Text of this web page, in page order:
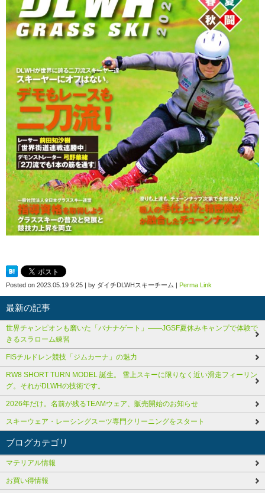
Posted on 2023.05.19 9:25 | by ダイチDLWHスキーチーム | Perma Link
最新の記事
世界チャンピオンも磨いた「バナナゲート」――JGSF夏休みキャンプで体験で
きるスラローム練習
FISチルドレン競技「ジムカーナ」の魅力
RW8 SHORT TURN MODEL 誕生。 雪上スキーに限りなく近い滑走フィーリン
グ。それがDLWHの技術です。
2026年だけ。名前が残るTEAMウェア、販売開始のお知らせ
スキーウェア・レーシングスーツ専門クリーニングをスタート
ブログカテゴリ
マテリアル情報
お買い得情報